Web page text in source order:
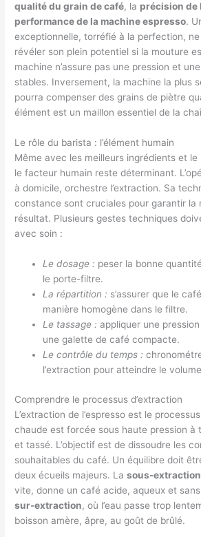
qualité du grain de café, la précision de
performance de la machine espresso.
exceptionnelle, torréfié à la perfection,
révéler son plein potentiel si la mouture
machine n’assure pas une pression et
stables. Inversement, la machine la plus
pourra compenser des grains de piètre
élément est un maillon essentiel de la
Le rôle du barista : l’élément humain
Même avec les meilleurs ingrédients et le
le facteur humain reste déterminant.
à domicile, orchestre l’extraction. Sa
constance sont cruciales pour garantir la
résultat. Plusieurs gestes techniques
avec soin :
Le dosage : peser la bonne
le porte-filtre.
La répartition : s’assurer que le
manière homogène dans le filtre.
Le tassage : appliquer une
une galette de café compacte.
Le contrôle du temps :
l’extraction pour atteindre le
Comprendre le processus d’extraction
L’extraction de l’espresso est le
chaude est forcée sous haute pression à
et tassé. L’objectif est de dissoudre les
souhaitables du café. Un équilibre doit
deux écueils majeurs. Lasous-extraction
vite, donne un café acide, aqueux et sans
sur-extraction, où l’eau passe trop
boisson amère, âpre, au goût de brûlé.